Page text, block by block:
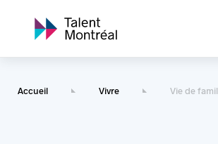
Accueil Vivre Vie de